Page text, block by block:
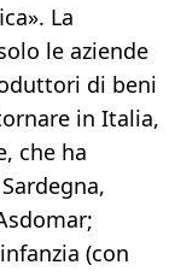
La
le aziende
di beni
in Italia,
che ha
(con